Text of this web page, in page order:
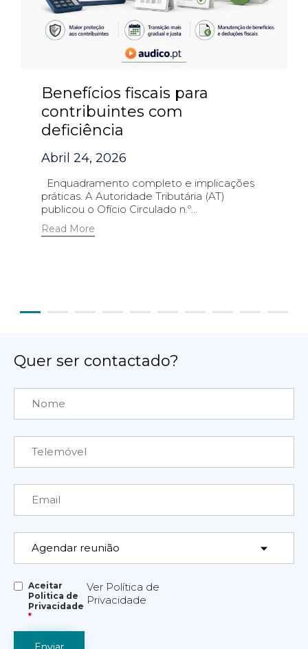
Benefícios fiscais para
contribuintes com
deficiência
Abril 24, 2026
Enquadramento completo e implicações
práticas. A Autoridade Tributária (AT)
publicou o Ofício Circulado n.º...
Read More
Quer ser contactado?
Aceitar
Politica de
Privacidade
*
Ver Política de
Privacidade